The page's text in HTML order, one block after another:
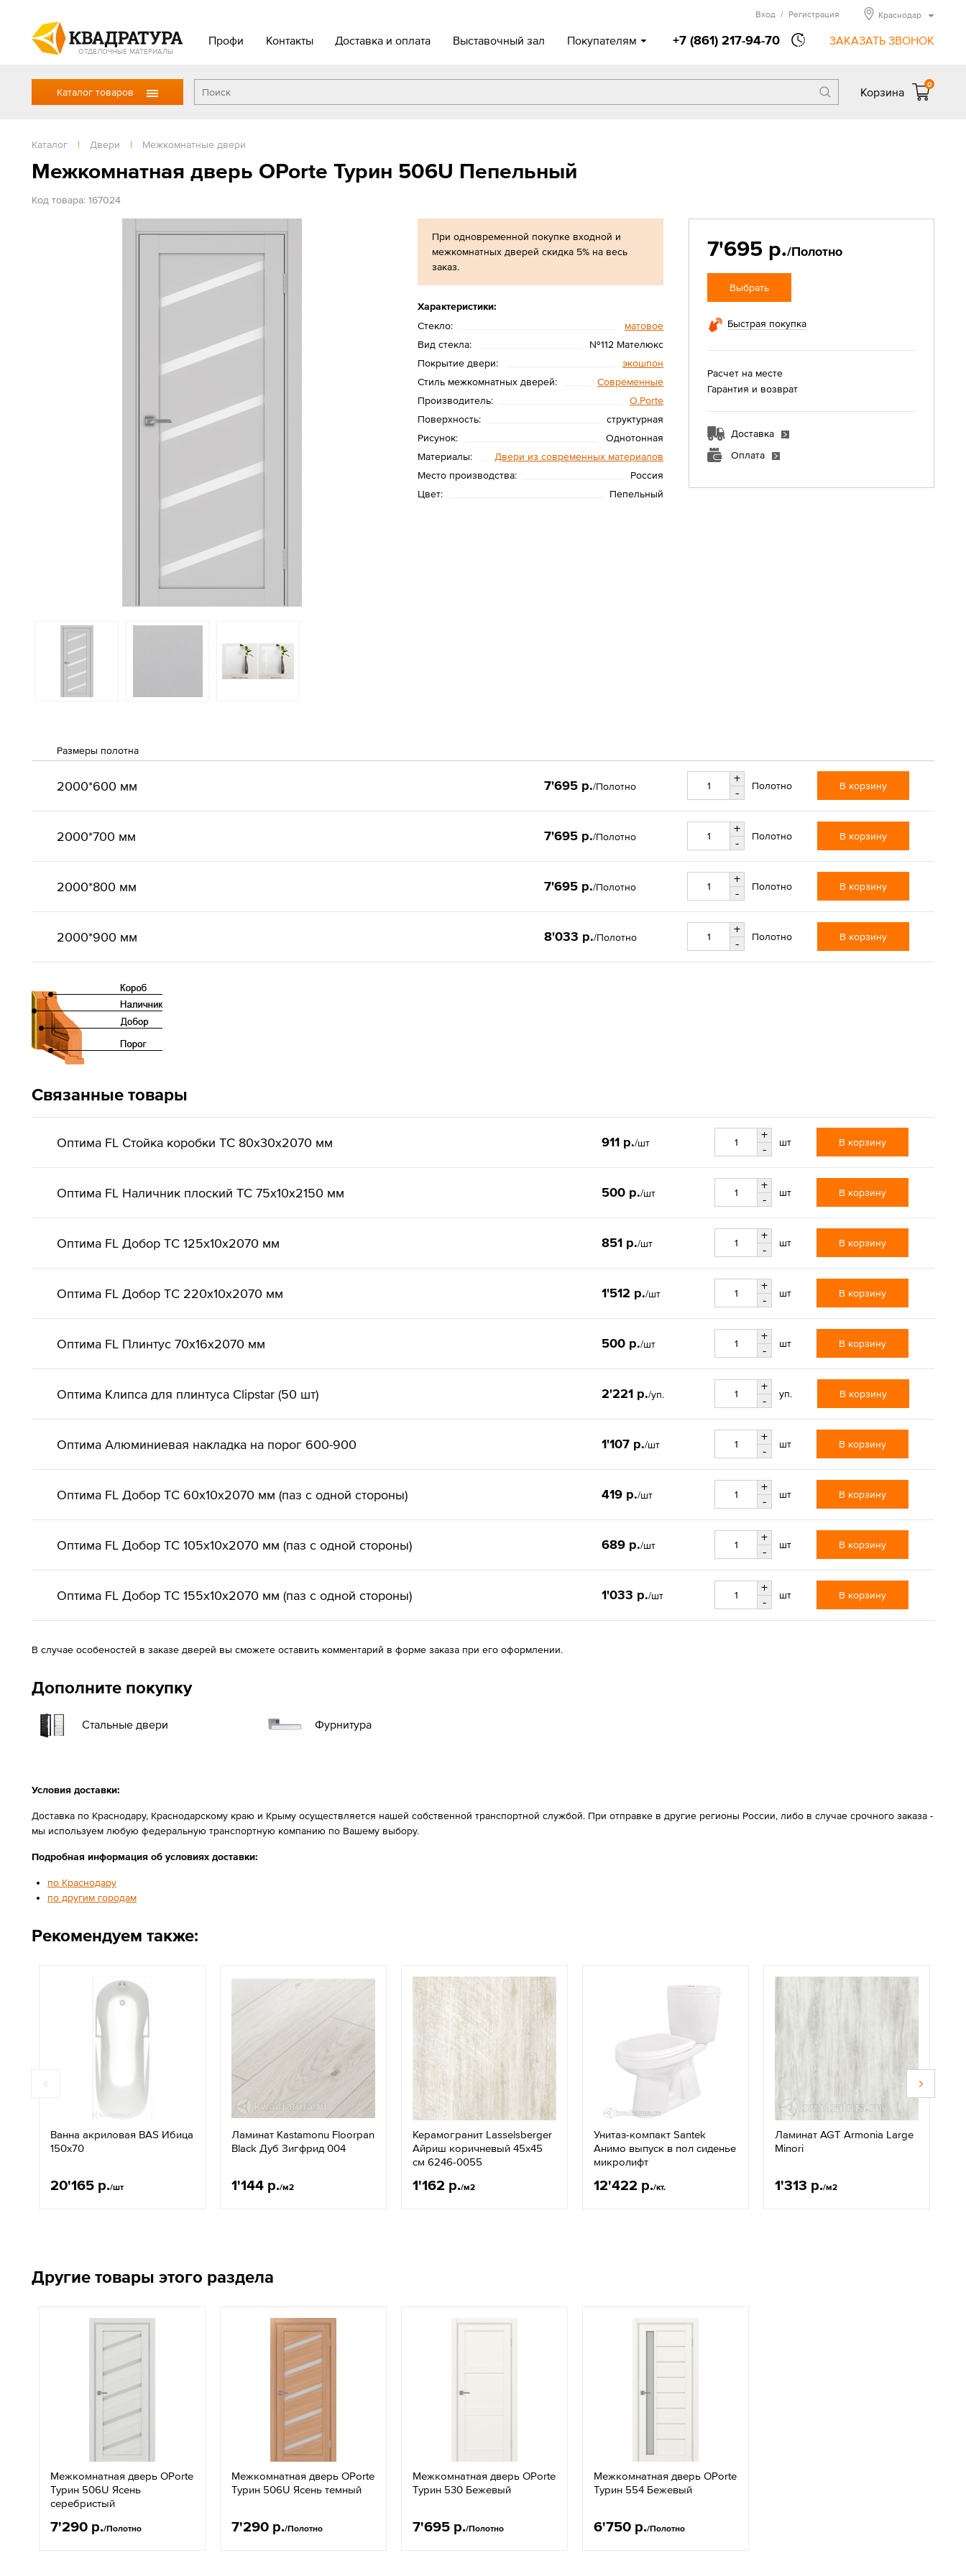
ОТДЕЛОЧНЫЕ МАТЕРИАЛЫ
Профи Контакты Доставка и оплата Выставочный зал Покупателям +7 (861) 217-94-70 ЗАКАЗАТЬ ЗВОНОК
Вход / Регистрация Краснодар
Каталог товаров Корзина
0
Каталог | Двери | Межкомнатные двери
Межкомнатная дверь OPorte Турин 506U Пепельный
Код товара: 167024
При одновременной покупке входной и
межкомнатных дверей скидка 5% на весь
заказ.
Характеристики:
Стекло:
матовое
Вид стекла:
№112 Мателюкс
Покрытие двери:
экошпон
Стиль межкомнатных дверей:
Современные
Производитель:
O.Porte
Поверхность:
структурная
Рисунок:
Однотонная
Материалы:
Двери из современных материалов
Место производства:
Россия
Цвет:
Пепельный
7'695 р./Полотно
Выбрать
Быстрая покупка
Расчет на месте
Гарантия и возврат
Доставка
Оплата
Размеры полотна
2000*600 мм 7'695 р./Полотно
+
-
Полотно В корзину
2000*700 мм 7'695 р./Полотно
+
-
Полотно В корзину
2000*800 мм 7'695 р./Полотно
+
-
Полотно В корзину
2000*900 мм 8'033 р./Полотно
+
-
Полотно В корзину
Связанные товары
Оптима FL Стойка коробки ТС 80х30х2070 мм 911 р./шт
+
-
шт В корзину
Оптима FL Наличник плоский ТС 75х10х2150 мм 500 р./шт
+
-
шт В корзину
Оптима FL Добор ТС 125х10х2070 мм 851 р./шт
+
-
шт В корзину
Оптима FL Добор ТС 220х10х2070 мм 1'512 р./шт
+
-
шт В корзину
Оптима FL Плинтус 70х16х2070 мм 500 р./шт
+
-
шт В корзину
Оптима Клипса для плинтуса Clipstar (50 шт) 2'221 р./уп.
+
-
уп. В корзину
Оптима Алюминиевая накладка на порог 600-900 1'107 р./шт
+
-
шт В корзину
Оптима FL Добор ТС 60х10х2070 мм (паз с одной стороны) 419 р./шт
+
-
шт В корзину
Оптима FL Добор ТС 105х10х2070 мм (паз с одной стороны) 689 р./шт
+
-
шт В корзину
Оптима FL Добор ТС 155х10х2070 мм (паз с одной стороны) 1'033 р./шт
+
-
шт В корзину
В случае особеностей в заказе дверей вы сможете оставить комментарий в форме заказа при его оформлении.
Дополните покупку
Стальные двери Фурнитура
Условия доставки:
Доставка по Краснодару, Краснодарскому краю и Крыму осуществляется нашей собственной транспортной службой. При отправке в другие регионы России, либо в случае срочного заказа -
мы используем любую федеральную транспортную компанию по Вашему выбору.
Подробная информация об условиях доставки:
по Краснодару
по другим городам
Рекомендуем также:
Ванна акриловая BAS Ибица
150х70
20'165 р./шт
Ламинат Kastamonu Floorpan
Black Дуб Зигфрид 004
1'144 р./м2
Керамогранит Lasselsberger
Айриш коричневый 45х45
см 6246-0055
1'162 р./м2
Унитаз-компакт Santek
Анимо выпуск в пол сиденье
микролифт
12'422 р./кт.
Ламинат AGT Armonia Large
Minori
1'313 р./м2
Другие товары этого раздела
Межкомнатная дверь OPorte
Турин 506U Ясень
серебристый
7'290 р./Полотно
Межкомнатная дверь OPorte
Турин 506U Ясень темный
7'290 р./Полотно
Межкомнатная дверь OPorte
Турин 530 Бежевый
7'695 р./Полотно
Межкомнатная дверь OPorte
Турин 554 Бежевый
6'750 р./Полотно